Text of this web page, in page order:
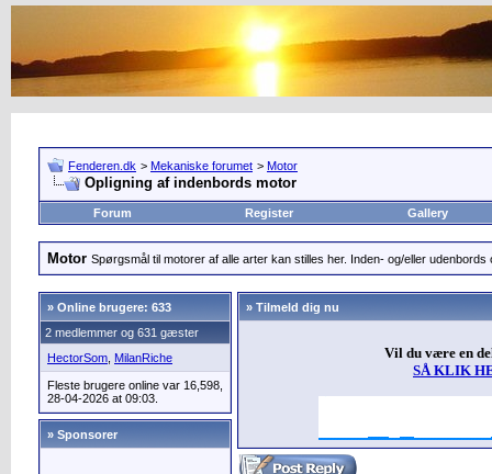
Fenderen.dk > Mekaniske forumet > Motor
Opligning af indenbords motor
Forum Register Gallery
Motor Spørgsmål til motorer af alle arter kan stilles her. Inden- og/eller
» Online brugere: 633
2 medlemmer og 631 gæster
HectorSom MilanRiche
Fleste brugere online var 16,598,
28-04-2026 at 09:03.
» Sponsorer
» Tilmeld dig nu
Vil du være en
SÅ KLIK